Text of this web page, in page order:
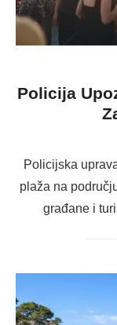
Policija
Policijska
plaža na
građane i